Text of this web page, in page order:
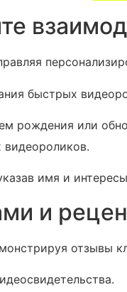
быстрых
рождения или
имя и
и
отзывы